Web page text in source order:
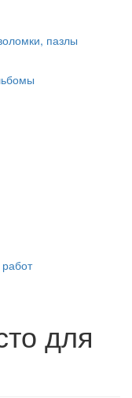
пазлы
для